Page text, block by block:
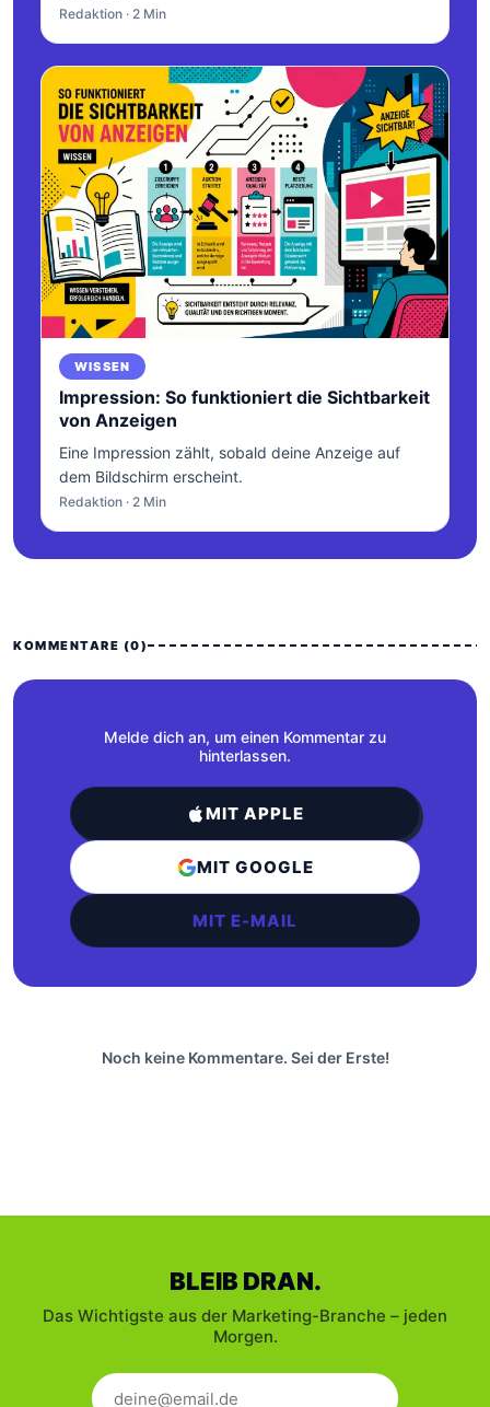
Redaktion · 2 Min
WISSEN
Impression: So funktioniert die Sichtbarkeit
von Anzeigen
Eine Impression zählt, sobald deine Anzeige auf
dem Bildschirm erscheint.
Redaktion · 2 Min
KOMMENTARE (0)
Melde dich an, um einen Kommentar zu
hinterlassen.
MIT APPLE
MIT GOOGLE
MIT E-MAIL
Noch keine Kommentare. Sei der Erste!
BLEIB DRAN.
Das Wichtigste aus der Marketing-Branche – jeden
Morgen.